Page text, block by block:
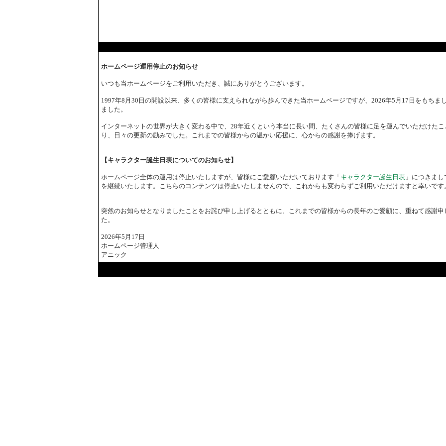
ホームページ運用停止のお知らせ
いつも当ホームページをご利用いただき、誠にありがとうございます。
1997年8月30日の開設以来、多くの皆様に支えられながら歩んできた当ホームページですが、2026年5月17日をもちま
ました。
インターネットの世界が大きく変わる中で、28年近くという本当に長い間、たくさんの皆様に足を運んでいただけた
り、日々の更新の励みでした。これまでの皆様からの温かい応援に、心からの感謝を捧げます。
【キャラクター誕生日表についてのお知らせ】
ホームページ全体の運用は停止いたしますが、皆様にご愛顧いただいております「 キャラクター誕生日表 」につきま
を継続いたします。こちらのコンテンツは停止いたしませんので、これからも変わらずご利用いただけますと幸いです
突然のお知らせとなりましたことをお詫び申し上げるとともに、これまでの皆様からの長年のご愛顧に、重ねて感謝
た。
2026年5月17日
ホームページ管理人
アニック